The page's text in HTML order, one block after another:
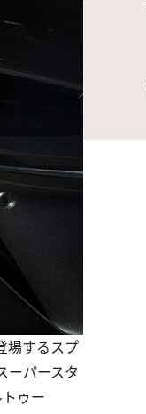
場するスプ
ーパースタ
ゥー